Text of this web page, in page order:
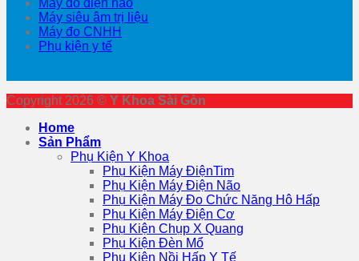
Máy đo điện não
Máy siêu âm trị liệu
Máy đo CNHH
Phụ kiện y tế
Copyright 2026 © Y Khoa Sài Gòn
Home
Sản Phẩm
Phụ Kiện Y Khoa
Phụ Kiện Máy ĐiệnTim
Phụ Kiện Máy Điện Não
Phụ Kiện Máy Đo Chức Năng Hô Hấp
Phụ Kiện Máy Điện Cơ
Phụ Kiện Chụp X Quang
Phụ Kiện Đèn Mổ
Phụ Kiện Nồi Hấp Y Tế